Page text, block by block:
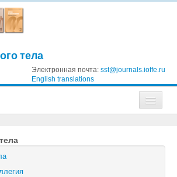
тела
Электронная почта: sst@journals.ioffe.ru
English translations
физики
технической физики